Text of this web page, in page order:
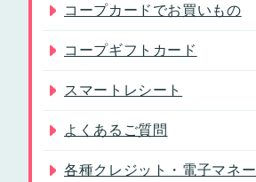
コープカードでお買いもの
コープギフトカード
スマートレシート
よくあるご質問
各種クレジット・電子マネー